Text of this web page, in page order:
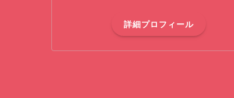
詳細プロフィール